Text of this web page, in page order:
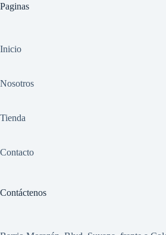
Paginas
Inicio
Nosotros
Tienda
Contacto
Contáctenos